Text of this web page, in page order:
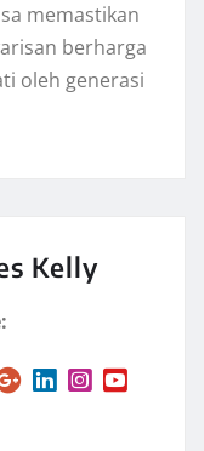
memastikan
berharga
oleh generasi
Kelly